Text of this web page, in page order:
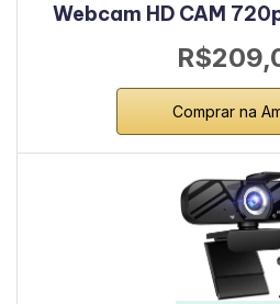
Webcam HD CAM
Comprar na